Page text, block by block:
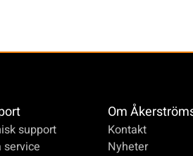
support
service
Om
Kontakt
Nyheter